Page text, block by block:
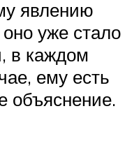
явлению
уже стало
в каждом
ему есть
объяснение.